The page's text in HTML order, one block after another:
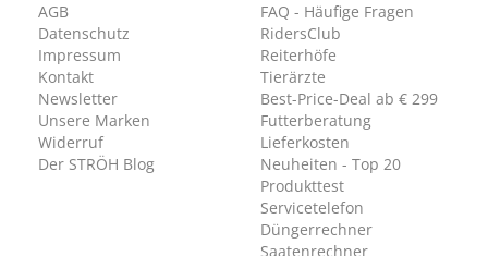
AGB
Datenschutz
Impressum
Kontakt
Newsletter
Unsere Marken
Widerruf
Der STRÖH Blog
FAQ - Häufige Fragen
RidersClub
Reiterhöfe
Tierärzte
Best-Price-Deal ab € 299
Futterberatung
Lieferkosten
Neuheiten - Top 20
Produkttest
Servicetelefon
Düngerrechner
Saatenrechner